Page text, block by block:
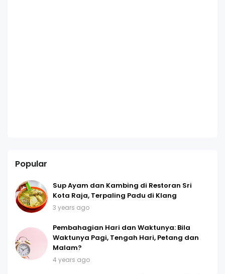
Popular
Sup Ayam dan Kambing di Restoran Sri
Kota Raja, Terpaling Padu di Klang
3 years ago
Pembahagian Hari dan Waktunya: Bila
Waktunya Pagi, Tengah Hari, Petang dan
Malam?
4 years ago